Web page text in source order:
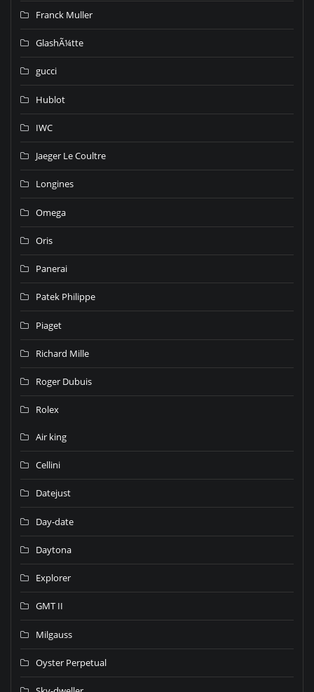
Franck Muller
GlashÃ¼tte
gucci
Hublot
IWC
Jaeger Le Coultre
Longines
Omega
Oris
Panerai
Patek Philippe
Piaget
Richard Mille
Roger Dubuis
Rolex
Air king
Cellini
Datejust
Day-date
Daytona
Explorer
GMT II
Milgauss
Oyster Perpetual